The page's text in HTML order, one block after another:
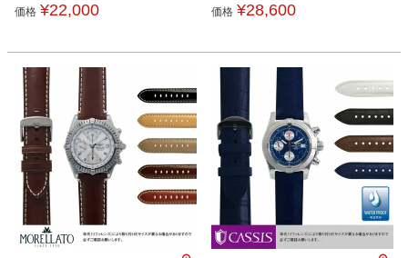
価格 ¥22,000 価格 ¥28,600